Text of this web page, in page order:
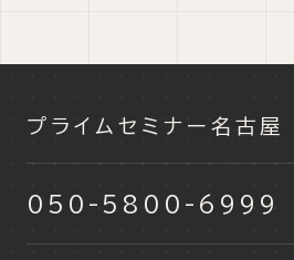
プライムセミナー名古屋
050-5800-6999